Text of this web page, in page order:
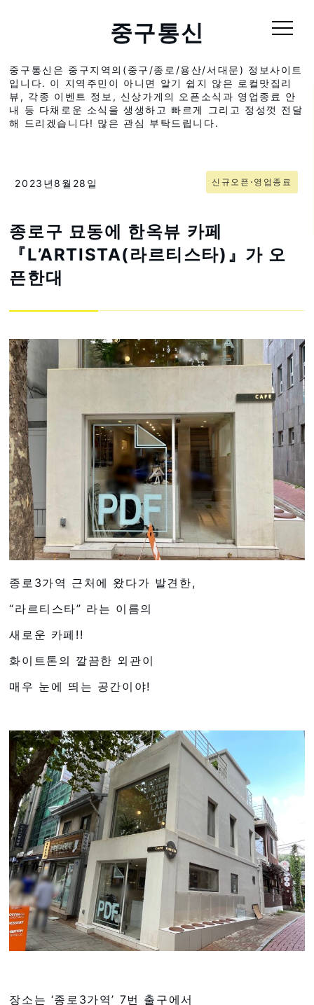
중구통신
중구통신은 중구지역의(중구/종로/용산/서대문) 정보사이트
입니다. 이 지역주민이 아니면 알기 쉽지 않은 로컬맛집리
뷰, 각종 이벤트 정보, 신상가게의 오픈소식과 영업종료 안
내 등 다채로운 소식을 생생하고 빠르게 그리고 정성껏 전달
해 드리겠습니다! 많은 관심 부탁드립니다.
2023년8월28일 신규오픈⋅영업종료
종로구 묘동에 한옥뷰 카페
『L’ARTISTA(라르티스타)』가 오
픈한대
종로3가역 근처에 왔다가 발견한,
“라르티스타” 라는 이름의
새로운 카페!!
화이트톤의 깔끔한 외관이
매우 눈에 띄는 공간이야!
장소는 ‘종로3가역’ 7번 출구에서